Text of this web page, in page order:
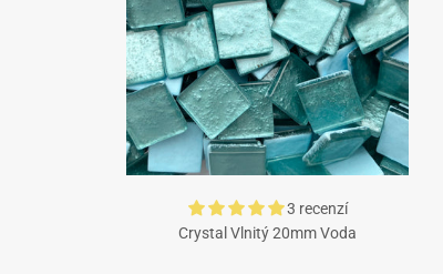
3 recenzí
Crystal Vlnitý 20mm Voda